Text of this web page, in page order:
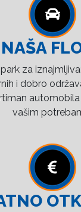
NAŠA
za
i dobro
vašim